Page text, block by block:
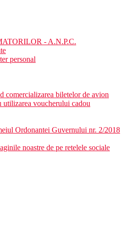
- A.N.P.C.
personal
comercializarea biletelor de avion
utilizarea voucherului cadou
Ordonantei Guvernului nr. 2/2018
noastre de pe retelele sociale